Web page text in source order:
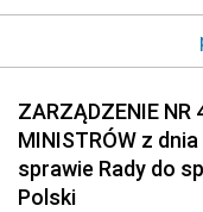
2017
2014
2011
2008
2005
ZARZĄDZENIE NR
MINISTRÓW z
sprawie Rady do
Polski